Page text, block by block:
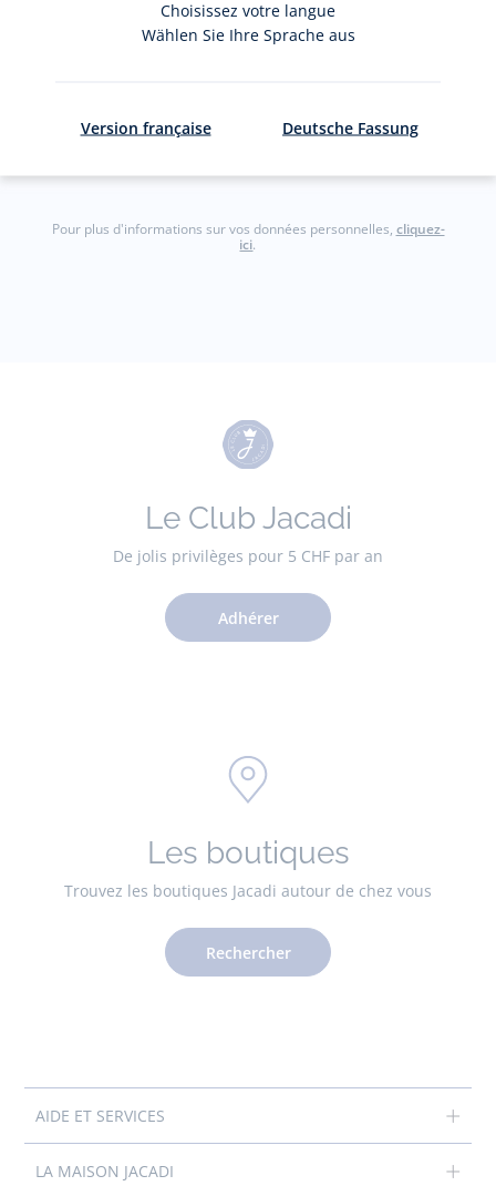
Votre adresse courriel
Pour plus d'informations sur vos données personnelles, cliquez-
ici.
Le Club Jacadi
De jolis privilèges pour 5 CHF par an
Adhérer
Les boutiques
Trouvez les boutiques Jacadi autour de chez vous
Rechercher
AIDE ET SERVICES
LA MAISON JACADI
Choisissez votre langue
Wählen Sie Ihre Sprache aus
Version française Deutsche Fassung